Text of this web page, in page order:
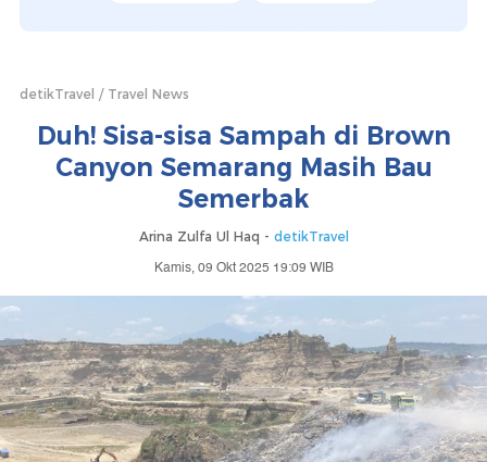
detikTravel Travel News
Duh! Sisa-sisa Sampah di Brown
Canyon Semarang Masih Bau
Semerbak
Arina Zulfa Ul Haq - detikTravel
Kamis, 09 Okt 2025 19:09 WIB